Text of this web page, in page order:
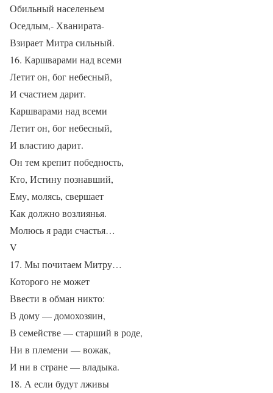
Обильный населеньем
Оседлым,- Хванирата-
Взирает Митра сильный.
16. Каршварами над всеми
Летит он, бог небесный,
И счастием дарит.
Каршварами над всеми
Летит он, бог небесный,
И властию дарит.
Он тем крепит победность,
Кто, Истину познавший,
Ему, молясь, свершает
Как должно возлиянья.
Молюсь я ради счастья…
V
17. Мы почитаем Митру…
Которого не может
Ввести в обман никто:
В дому — домохозяин,
В семействе — старший в роде,
Ни в племени — вожак,
И ни в стране — владыка.
18. А если будут лживы